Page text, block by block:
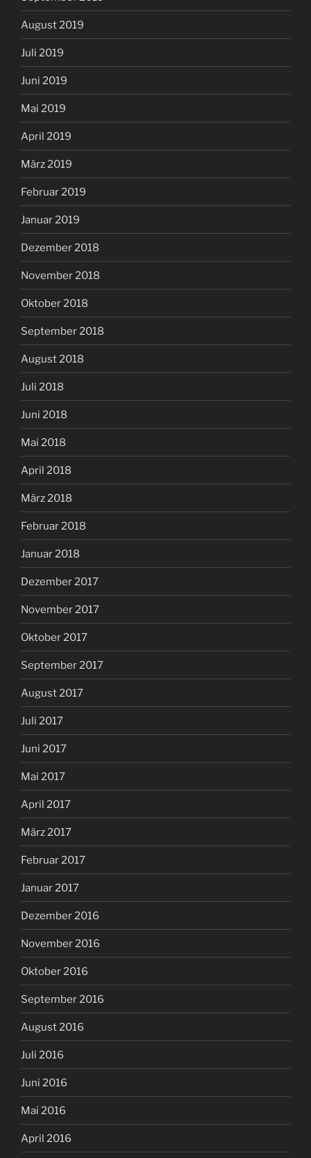
August 2019
Juli 2019
Juni 2019
Mai 2019
April 2019
März 2019
Februar 2019
Januar 2019
Dezember 2018
November 2018
Oktober 2018
September 2018
August 2018
Juli 2018
Juni 2018
Mai 2018
April 2018
März 2018
Februar 2018
Januar 2018
Dezember 2017
November 2017
Oktober 2017
September 2017
August 2017
Juli 2017
Juni 2017
Mai 2017
April 2017
März 2017
Februar 2017
Januar 2017
Dezember 2016
November 2016
Oktober 2016
September 2016
August 2016
Juli 2016
Juni 2016
Mai 2016
April 2016